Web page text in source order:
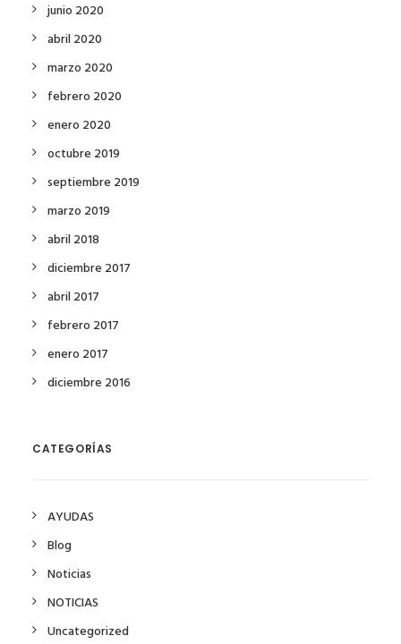
junio 2020
abril 2020
marzo 2020
febrero 2020
enero 2020
octubre 2019
septiembre 2019
marzo 2019
abril 2018
diciembre 2017
abril 2017
febrero 2017
enero 2017
diciembre 2016
CATEGORÍAS
AYUDAS
Blog
Noticias
NOTICIAS
Uncategorized